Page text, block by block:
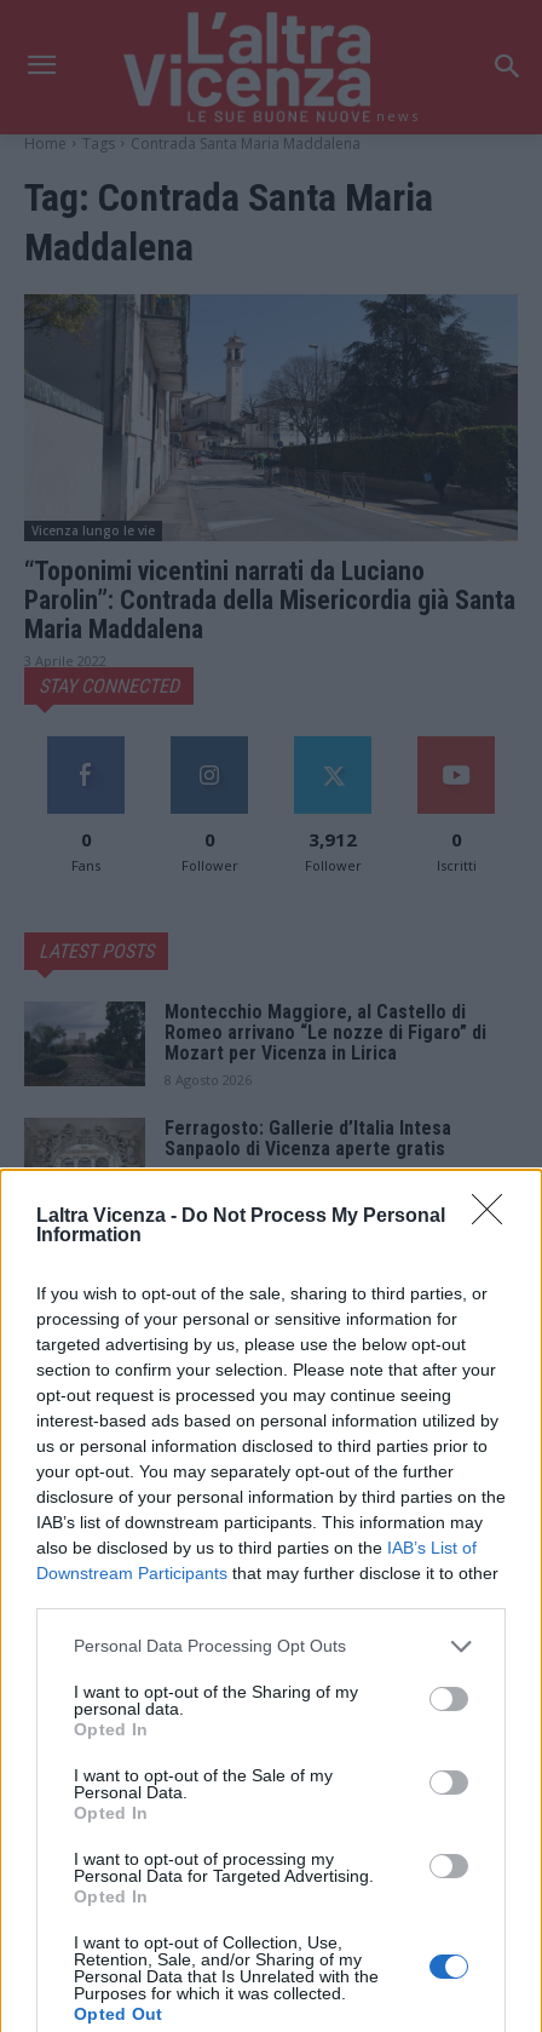
Laltra Vicenza - Do Not Process My Personal
Information
If you wish to opt-out of the sale, sharing to third parties, or
processing of your personal or sensitive information for
targeted advertising by us, please use the below opt-out
section to confirm your selection. Please note that after your
opt-out request is processed you may continue seeing
interest-based ads based on personal information utilized by
us or personal information disclosed to third parties prior to
your opt-out. You may separately opt-out of the further
disclosure of your personal information by third parties on the
IAB’s list of downstream participants. This information may
also be disclosed by us to third parties on the IAB’s List of
Downstream Participants that may further disclose it to other
Personal Data Processing Opt Outs
I want to opt-out of the Sharing of my
personal data.
Opted In
I want to opt-out of the Sale of my
Personal Data.
Opted In
I want to opt-out of processing my
Personal Data for Targeted Advertising.
Opted In
I want to opt-out of Collection, Use,
Retention, Sale, and/or Sharing of my
Personal Data that Is Unrelated with the
Purposes for which it was collected.
Opted Out
news
Home Tags Contrada Santa Maria Maddalena
Tag: Contrada Santa Maria
Maddalena
Vicenza lungo le vie
“Toponimi vicentini narrati da Luciano
Parolin”: Contrada della Misericordia già Santa
Maria Maddalena
3 Aprile 2022
STAY CONNECTED
0
Fans
0
Follower
3,912
Follower
0
Iscritti
LATEST POSTS
Montecchio Maggiore, al Castello di
Romeo arrivano “Le nozze di Figaro” di
Mozart per Vicenza in Lirica
8 Agosto 2026
Ferragosto: Gallerie d’Italia Intesa
Sanpaolo di Vicenza aperte gratis
7 Agosto 2026
Scledum film festival
6 Agosto 2026
Berici in Festival 2026: a Lonigo “Little
Italy, sulla strada del sogno”
5 Agosto 2026
“Teatro in casa”: il 5 agosto il primo
spettacolo a Marano Vicentino con Maria
Celeste Carobene
4 Agosto 2026
agosto inizia con libri, poesie e musica
3 Agosto 2026
Quotidiano web del bello e sul buono di Vicenza e dintorni
Redazione
redazione@laltravicenza.it
Pubblicità